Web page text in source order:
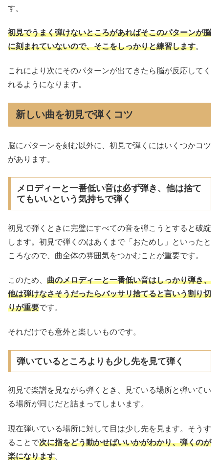
す。
初見でうまく弾けないところがあればそこのパターンが脳
に刻まれていないので、そこをしっかりと練習します。
これにより次にそのパターンが出てきたら脳が反応してく
れるようになります。
新しい曲を初見で弾くコツ
脳にパターンを刻む以外に、初見で弾くにはいくつかコツ
があります。
メロディーと一番低い音は必ず弾き、他は捨て
てもいいという気持ちで弾く
初見で弾くときに完璧にすべての音を弾こうとすると破綻
します。初見で弾くのはあくまで「おためし」といったと
ころなので、曲全体の雰囲気をつかむことが重要です。
このため、 曲のメロディーと一番低い音はしっかり弾き、
他は弾けなさそうだったらバッサリ捨てると言いう割り切
りが重要です。
それだけでも意外と楽しいものです。
弾いているところよりも少し先を見て弾く
初見で楽譜を見ながら弾くとき、見ている場所と弾いてい
る場所が同じだと詰まってしまいます。
現在弾いている場所に対して目は少し先を見ます。そうす
ることで次に指をどう動かせばいいかがわかり、弾くのが
楽になります。